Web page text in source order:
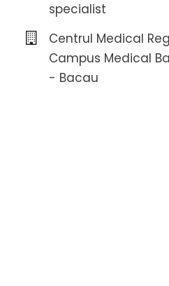
specialist
Centrul Medical
Campus Medical
- Bacau